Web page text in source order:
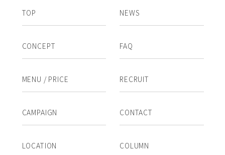
TOP
CONCEPT
MENU / PRICE
CAMPAIGN
LOCATION
NEWS
FAQ
RECRUIT
CONTACT
COLUMN